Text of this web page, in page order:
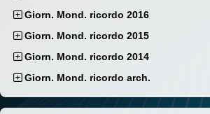
Giorn. Mond. ricordo 2016
Giorn. Mond. ricordo 2015
Giorn. Mond. ricordo 2014
Giorn. Mond. ricordo arch.